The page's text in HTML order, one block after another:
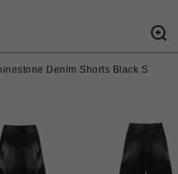
Denim Shorts Black S